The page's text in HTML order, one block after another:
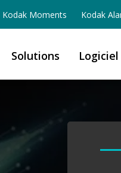
Kodak Moments Kodak
Solutions Logiciel